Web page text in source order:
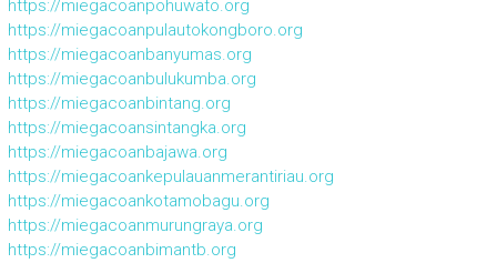
https://miegacoanpohuwato.org
https://miegacoanpulautokongboro.org
https://miegacoanbanyumas.org
https://miegacoanbulukumba.org
https://miegacoanbintang.org
https://miegacoansintangka.org
https://miegacoanbajawa.org
https://miegacoankepulauanmerantiriau.org
https://miegacoankotamobagu.org
https://miegacoanmurungraya.org
https://miegacoanbimantb.org